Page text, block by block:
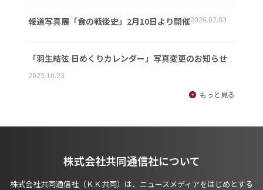
報道写真展「食の戦後史」2月10日より開催2026.02.03
「羽生結弦 日めくりカレンダー」写真変更のお知らせ
2025.10.23
もっと見る
株式会社共同通信社について
株式会社共同通信社（ＫＫ共同）は、ニュースメディアをはじめとする